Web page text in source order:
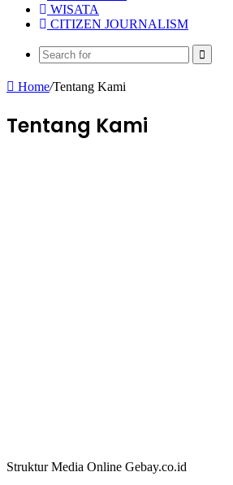
WISATA
CITIZEN JOURNALISM
Home/Tentang Kami
Tentang Kami
Struktur Media Online Gebay.co.id